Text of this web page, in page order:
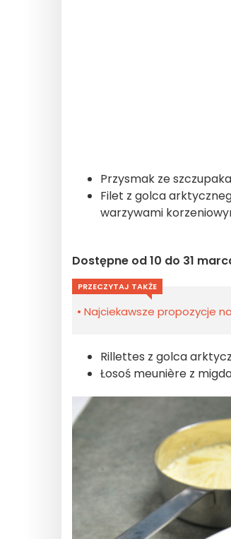
Przysmak ze
Filet z golca
warzywami
Dostępne od 10 do 31
PRZECZYTAJ TAKŻE
Najciekawsze propozycje
Rillettes z golca
Łosoś meunière z